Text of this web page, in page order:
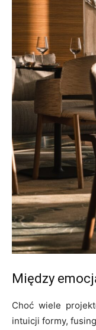
Między
Choć wiele
intuicji formy,